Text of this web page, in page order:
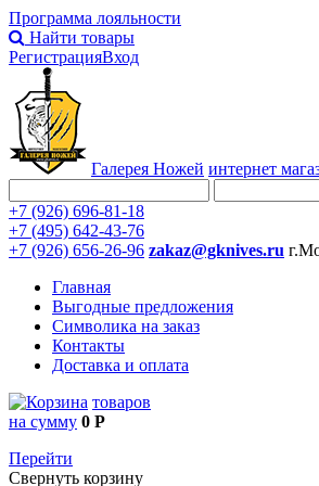
Программа лояльности
Найти товары
РегистрацияВход
Галерея Ножей интернет
+7 (926) 696-81-18
+7 (495) 642-43-76
+7 (926) 656-26-96 zakaz@gknives.ru
Главная
Выгодные предложения
Символика на заказ
Контакты
Доставка и оплата
товаров
на сумму 0 Р
Перейти
Свернуть корзину